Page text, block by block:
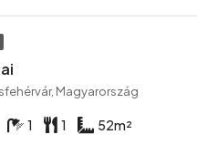
Magyarország
1 1 52m²